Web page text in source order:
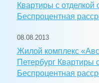
Квартиры с отделкой
Беспроцентная
08.08.2013
Жилой комплекс
Петербург Квартиры
Беспроцентная